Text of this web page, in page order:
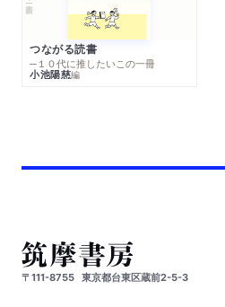
つながる読書
─１０代に推したいこの一冊
小池陽慈編
〒111-8755 東京都台東区蔵前2-5-3